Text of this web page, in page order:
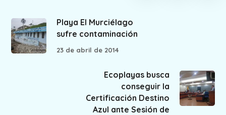
Playa El Murciélago
sufre contaminación
23 de abril de 2014
Ecoplayas busca
conseguir la
Certificación Destino
Azul ante Sesión de